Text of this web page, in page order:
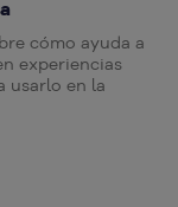
cómo ayuda a
experiencias
usarlo en la